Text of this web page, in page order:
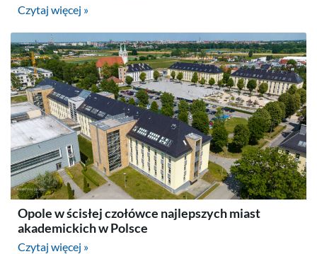
Czytaj więcej »
Opole w ścisłej czołówce najlepszych miast
akademickich w Polsce
Czytaj więcej »